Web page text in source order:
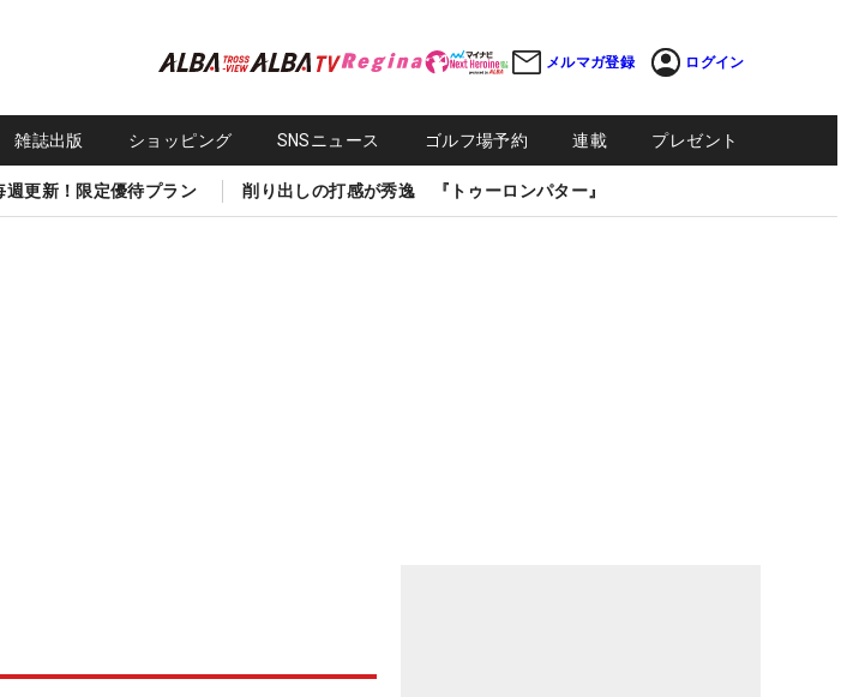
メルマガ登録 ログイン
雑誌出版 ショッピング SNSニュース ゴルフ場予約 連載 プレゼント
週更新！限定優待プラン 削り出しの打感が秀逸 『トゥーロンパター』